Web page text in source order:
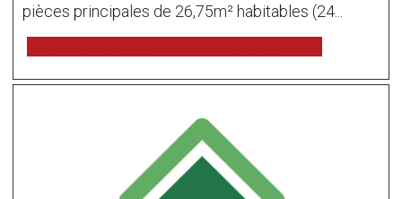
pièces principales de 26,75m² habitables (24...